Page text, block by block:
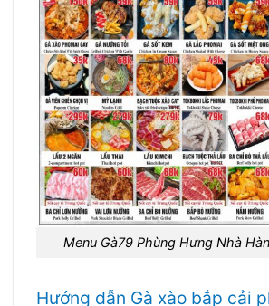
Menu Gà79 Phùng Hưng Nhà
Hướng dẫn Gà xào bắp cải